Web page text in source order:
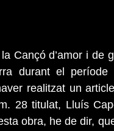
Cançó d’amor i
durant el
realitzat un
28 titulat, Lluís
obra, he de dir,